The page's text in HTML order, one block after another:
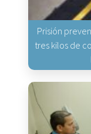
Prisión
tres kilos de